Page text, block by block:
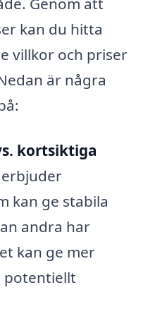
kan du hitta
villkor och priser
är några
kortsiktiga
erbjuder
kan ge stabila
andra har
kan ge mer
potentiellt